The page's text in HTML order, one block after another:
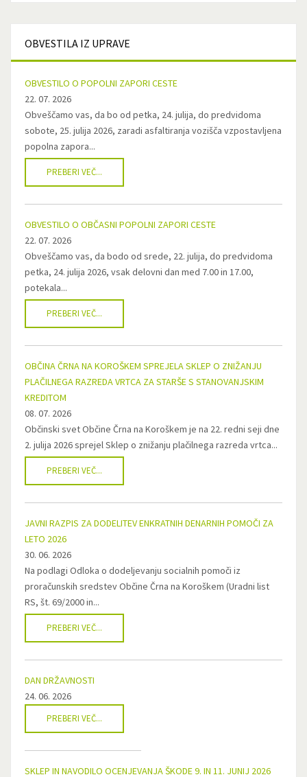
OBVESTILA IZ UPRAVE
OBVESTILO O POPOLNI ZAPORI CESTE
22. 07. 2026
Obveščamo vas, da bo od petka, 24. julija, do predvidoma
sobote, 25. julija 2026, zaradi asfaltiranja vozišča vzpostavljena
popolna zapora...
PREBERI VEČ...
OBVESTILO O OBČASNI POPOLNI ZAPORI CESTE
22. 07. 2026
Obveščamo vas, da bodo od srede, 22. julija, do predvidoma
petka, 24. julija 2026, vsak delovni dan med 7.00 in 17.00,
potekala...
PREBERI VEČ...
OBČINA ČRNA NA KOROŠKEM SPREJELA SKLEP O ZNIŽANJU
PLAČILNEGA RAZREDA VRTCA ZA STARŠE S STANOVANJSKIM
KREDITOM
08. 07. 2026
Občinski svet Občine Črna na Koroškem je na 22. redni seji dne
2. julija 2026 sprejel Sklep o znižanju plačilnega razreda vrtca...
PREBERI VEČ...
JAVNI RAZPIS ZA DODELITEV ENKRATNIH DENARNIH POMOČI ZA
LETO 2026
30. 06. 2026
Na podlagi Odloka o dodeljevanju socialnih pomoči iz
proračunskih sredstev Občine Črna na Koroškem (Uradni list
RS, št. 69/2000 in...
PREBERI VEČ...
DAN DRŽAVNOSTI
24. 06. 2026
PREBERI VEČ...
SKLEP IN NAVODILO OCENJEVANJA ŠKODE 9. IN 11. JUNIJ 2026